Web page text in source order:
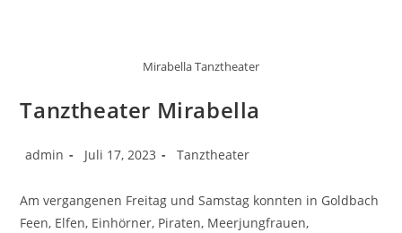
Mirabella Tanztheater
Tanztheater Mirabella
admin Juli 17, 2023 Tanztheater
Am vergangenen Freitag und Samstag konnten in Goldbach
Feen, Elfen, Einhörner, Piraten, Meerjungfrauen,